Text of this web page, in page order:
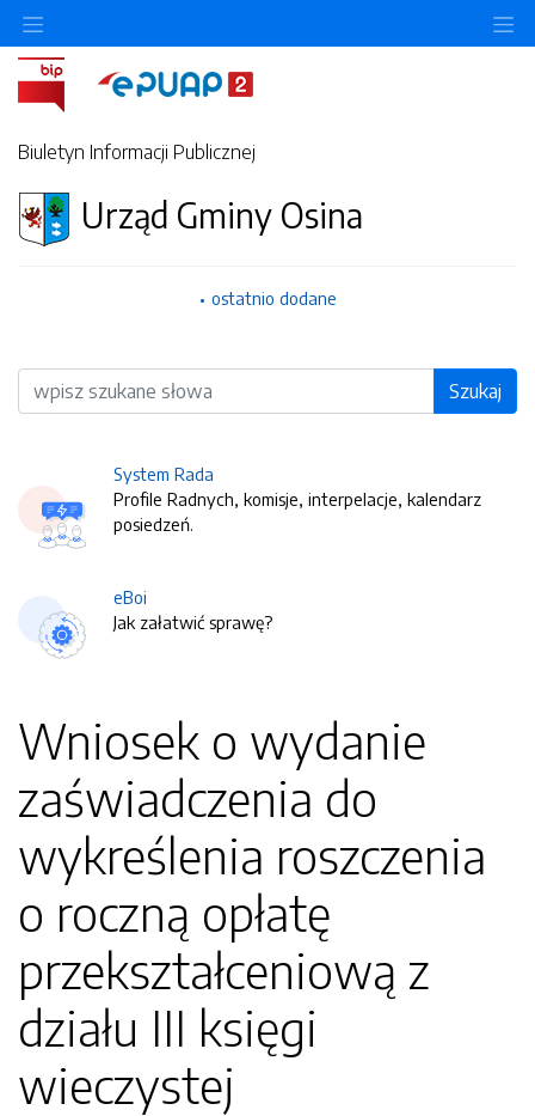
Biuletyn Informacji Publicznej
Urząd Gminy Osina
ostatnio dodane
Wyszukiwarka Szukaj
System Rada
Profile Radnych, komisje, interpelacje, kalendarz
posiedzeń.
eBoi
Jak załatwić sprawę?
Wniosek o wydanie
zaświadczenia do
wykreślenia roszczenia
o roczną opłatę
przekształceniową z
działu III księgi
wieczystej